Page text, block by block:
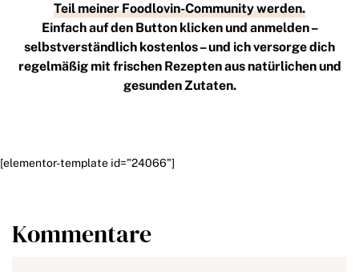
Teil meiner Foodlovin-Community werden.
Einfach auf den Button klicken und anmelden –
selbstverständlich kostenlos – und ich versorge dich
regelmäßig mit frischen Rezepten aus natürlichen und
gesunden Zutaten.
[elementor-template id="24066"]
Kommentare